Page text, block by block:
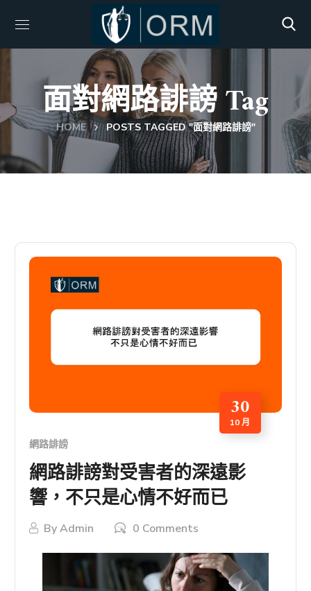
面對網路誹謗 Tag
HOME POSTS TAGGED "面對網路誹謗"
30
10 月
網路誹謗
網路誹謗對受害者的深遠影
響，不只是心情不好而已
ByAdmin 0 Comments